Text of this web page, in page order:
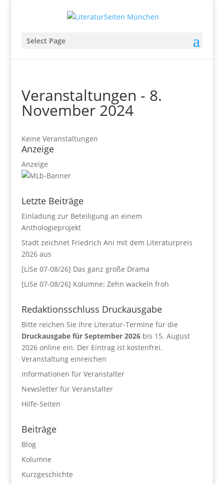
Select Page
Veranstaltungen - 8.
November 2024
Keine Veranstaltungen
Anzeige
Anzeige
Letzte Beiträge
Einladung zur Beteiligung an einem
Anthologieprojekt
Stadt zeichnet Friedrich Ani mit dem Literaturpreis
2026 aus
[LiSe 07-08/26] Das ganz große Drama
[LiSe 07-08/26] Kolumne: Zehn wackeln froh
Redaktionsschluss Druckausgabe
Bitte reichen Sie Ihre Literatur-Termine für die
Druckausgabe für September 2026bis 15. August
2026 online ein. Der Eintrag ist kostenfrei.
Veranstaltung einreichen
Informationen für Veranstalter
Newsletter für Veranstalter
Hilfe-Seiten
Beiträge
Blog
Kolumne
Kurzgeschichte